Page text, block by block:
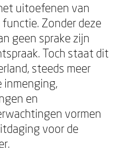
uitoefenen van
Zonder deze
geen sprake zijn
Toch staat dit
steeds meer
inmenging,
en
vormen
voor de